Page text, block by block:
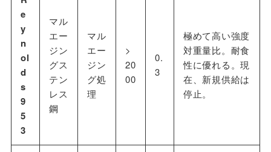
e
y
n
ol
d
s
9
5
3
マル
エー
ジン
グス
テン
レス
鋼
マル
エー
ジン
グ処
理
>
20
00
0.
3
極めて高い強度
対重量比。耐食
性に優れる。現
在、新規供給は
停止。